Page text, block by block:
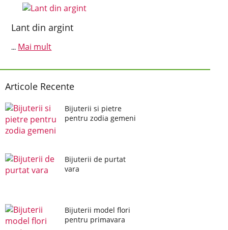
Lant din argint
... Mai mult
Articole Recente
Bijuterii si pietre
pentru zodia gemeni
Bijuterii de purtat
vara
Bijuterii model flori
pentru primavara